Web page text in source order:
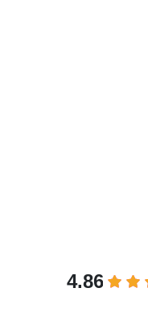
4.86